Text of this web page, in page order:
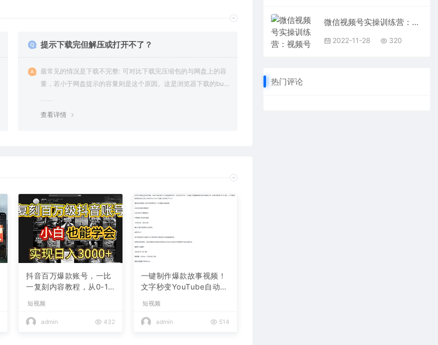
提示下载完但解压或打开不了？
最常见的情况是下载不完整: 可对比下载完压缩包的与网盘上的容
量，若小于网盘提示的容量则是这个原因。这是浏览器下载的bu
查看详情
抖音百万爆款账号，一比
一复刻内容教程，从0-1
复制爆款，月入10w+
短视频
admin 432
一键制作爆款故事视频！
文字秒变YouTube自动发
短视频
admin 514
微信视频号实操训练营：视频号起号运营纯干货玩法！
2022-11-28 320
热门评论